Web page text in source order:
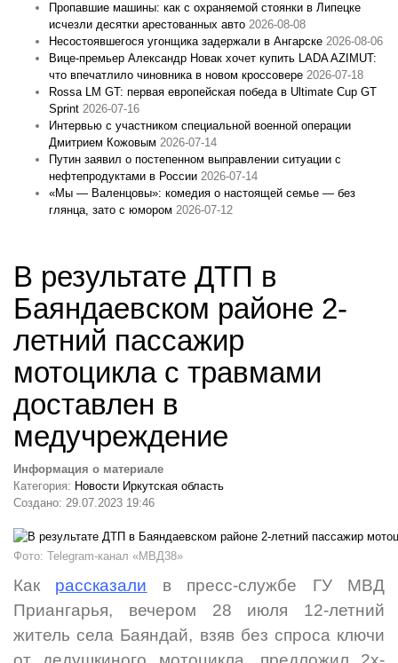
Пропавшие машины: как с охраняемой стоянки в Липецке
исчезли десятки арестованных авто 2026-08-08
Несостоявшегося угонщика задержали в Ангарске 2026-08-06
Вице‑премьер Александр Новак хочет купить LADA AZIMUT:
что впечатлило чиновника в новом кроссовере 2026-07-18
Rossa LM GT: первая европейская победа в Ultimate Cup GT
Sprint 2026-07-16
Интервью с участником специальной военной операции
Дмитрием Кожовым 2026-07-14
Путин заявил о постепенном выправлении ситуации с
нефтепродуктами в России 2026-07-14
«Мы — Валенцовы»: комедия о настоящей семье — без
глянца, зато с юмором 2026-07-12
В результате ДТП в
Баяндаевском районе 2-
летний пассажир
мотоцикла с травмами
доставлен в
медучреждение
Информация о материале
Категория: Новости Иркутская область
Создано: 29.07.2023 19:46
Фото: Telegram-канал «МВД38»
Как рассказали в пресс-службе ГУ МВД
Приангарья, вечером 28 июля 12-летний
житель села Баяндай, взяв без спроса ключи